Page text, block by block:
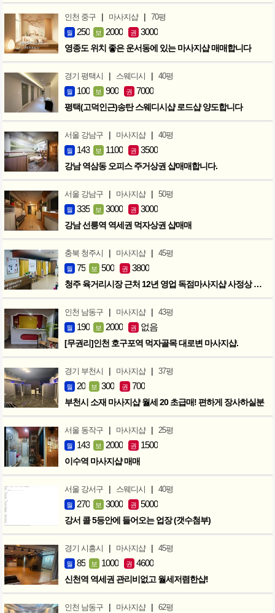
인천 중구 | 마사지샵 | 70평
월 250 보 2000 권 3000
영종도 위치 좋은 운서동에 있는 마사지샵 매매합니다
경기 평택시 | 스웨디시 | 40평
월 100 보 900 권 7000
평택(고덕인근)송탄 스웨디시샵 로드샵 양도합니다
서울 강남구 | 마사지샵 | 40평
월 143 보 1100 권 3500
강남 역삼동 오피스 주거상권 샵매매합니다.
서울 강남구 | 마사지샵 | 50평
월 335 보 3000 권 3000
강남 선릉역 역세권 먹자상권 샵매매
충북 청주시 | 마사지샵 | 45평
월 75 보 500 권 3800
청주 육거리시장 근처 12년 영업 독점마사지샵 사정상 급매합니다.
인천 남동구 | 마사지샵 | 43평
월 190 보 2000 권 없음
[무권리]인천 호구포역 먹자골목 대로변 마사지샵.
경기 부천시 | 마사지샵 | 37평
월 20 보 300 권 700
부천시 소재 마사지샵 월세 20 초급매! 편하게 장사하실분
서울 동작구 | 마사지샵 | 25평
월 143 보 2000 권 1500
이수역 마사지샵 매매
서울 강서구 | 스웨디시 | 40평
월 270 보 3000 권 5000
강서 콜 5등안에 들어오는 업장 (갯수첨부)
경기 시흥시 | 마사지샵 | 45평
월 85 보 1000 권 4600
신천역 역세권 관리비없고 월세저렴한샵!
인천 남동구 | 마사지샵 | 62평